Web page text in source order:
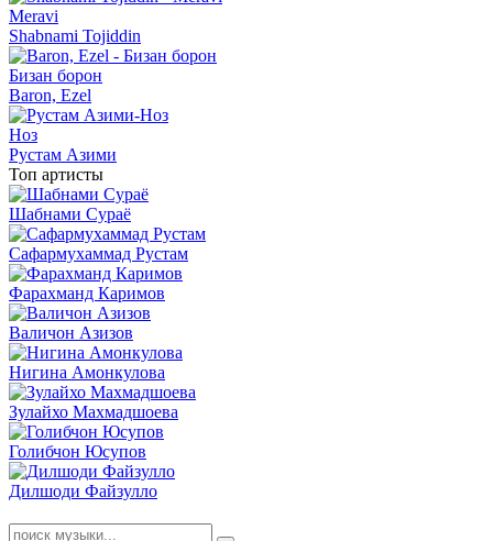
Meravi
Shabnami Tojiddin
Бизан борон
Baron, Ezel
Ноз
Рустам Азими
Топ артисты
Шабнами Сураё
Сафармухаммад Рустам
Фарахманд Каримов
Валичон Азизов
Нигина Амонкулова
Зулайхо Махмадшоева
Голибчон Юсупов
Дилшоди Файзулло